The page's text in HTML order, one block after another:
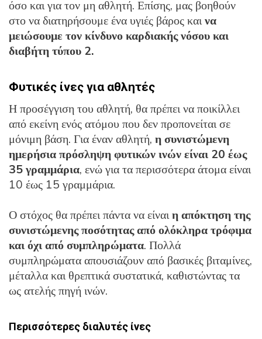
όσο και για τον μη αθλητή. Επίσης, μας βοηθούν
στο να διατηρήσουμε ένα υγιές βάρος καινα
μειώσουμε τον κίνδυνο καρδιακής νόσου και
διαβήτη τύπου 2.
Φυτικές ίνες για αθλητές
Η προσέγγιση του αθλητή, θα πρέπει να ποικίλλει
από εκείνη ενός ατόμου που δεν προπονείται σε
μόνιμη βάση. Για έναν αθλητή, η συνιστώμενη
ημερήσια πρόσληψη φυτικών ινών είναι 20 έως
35 γραμμάρια, ενώ για τα περισσότερα άτομα είναι
10 έως 15 γραμμάρια.
Ο στόχος θα πρέπει πάντα να είναιη απόκτηση της
συνιστώμενης ποσότητας από ολόκληρα τρόφιμα
και όχι από συμπληρώματα. Πολλά
συμπληρώματα απουσιάζουν από βασικές βιταμίνες,
μέταλλα και θρεπτικά συστατικά, καθιστώντας τα
ως ατελής πηγή ινών.
Περισσότερες διαλυτές ίνες